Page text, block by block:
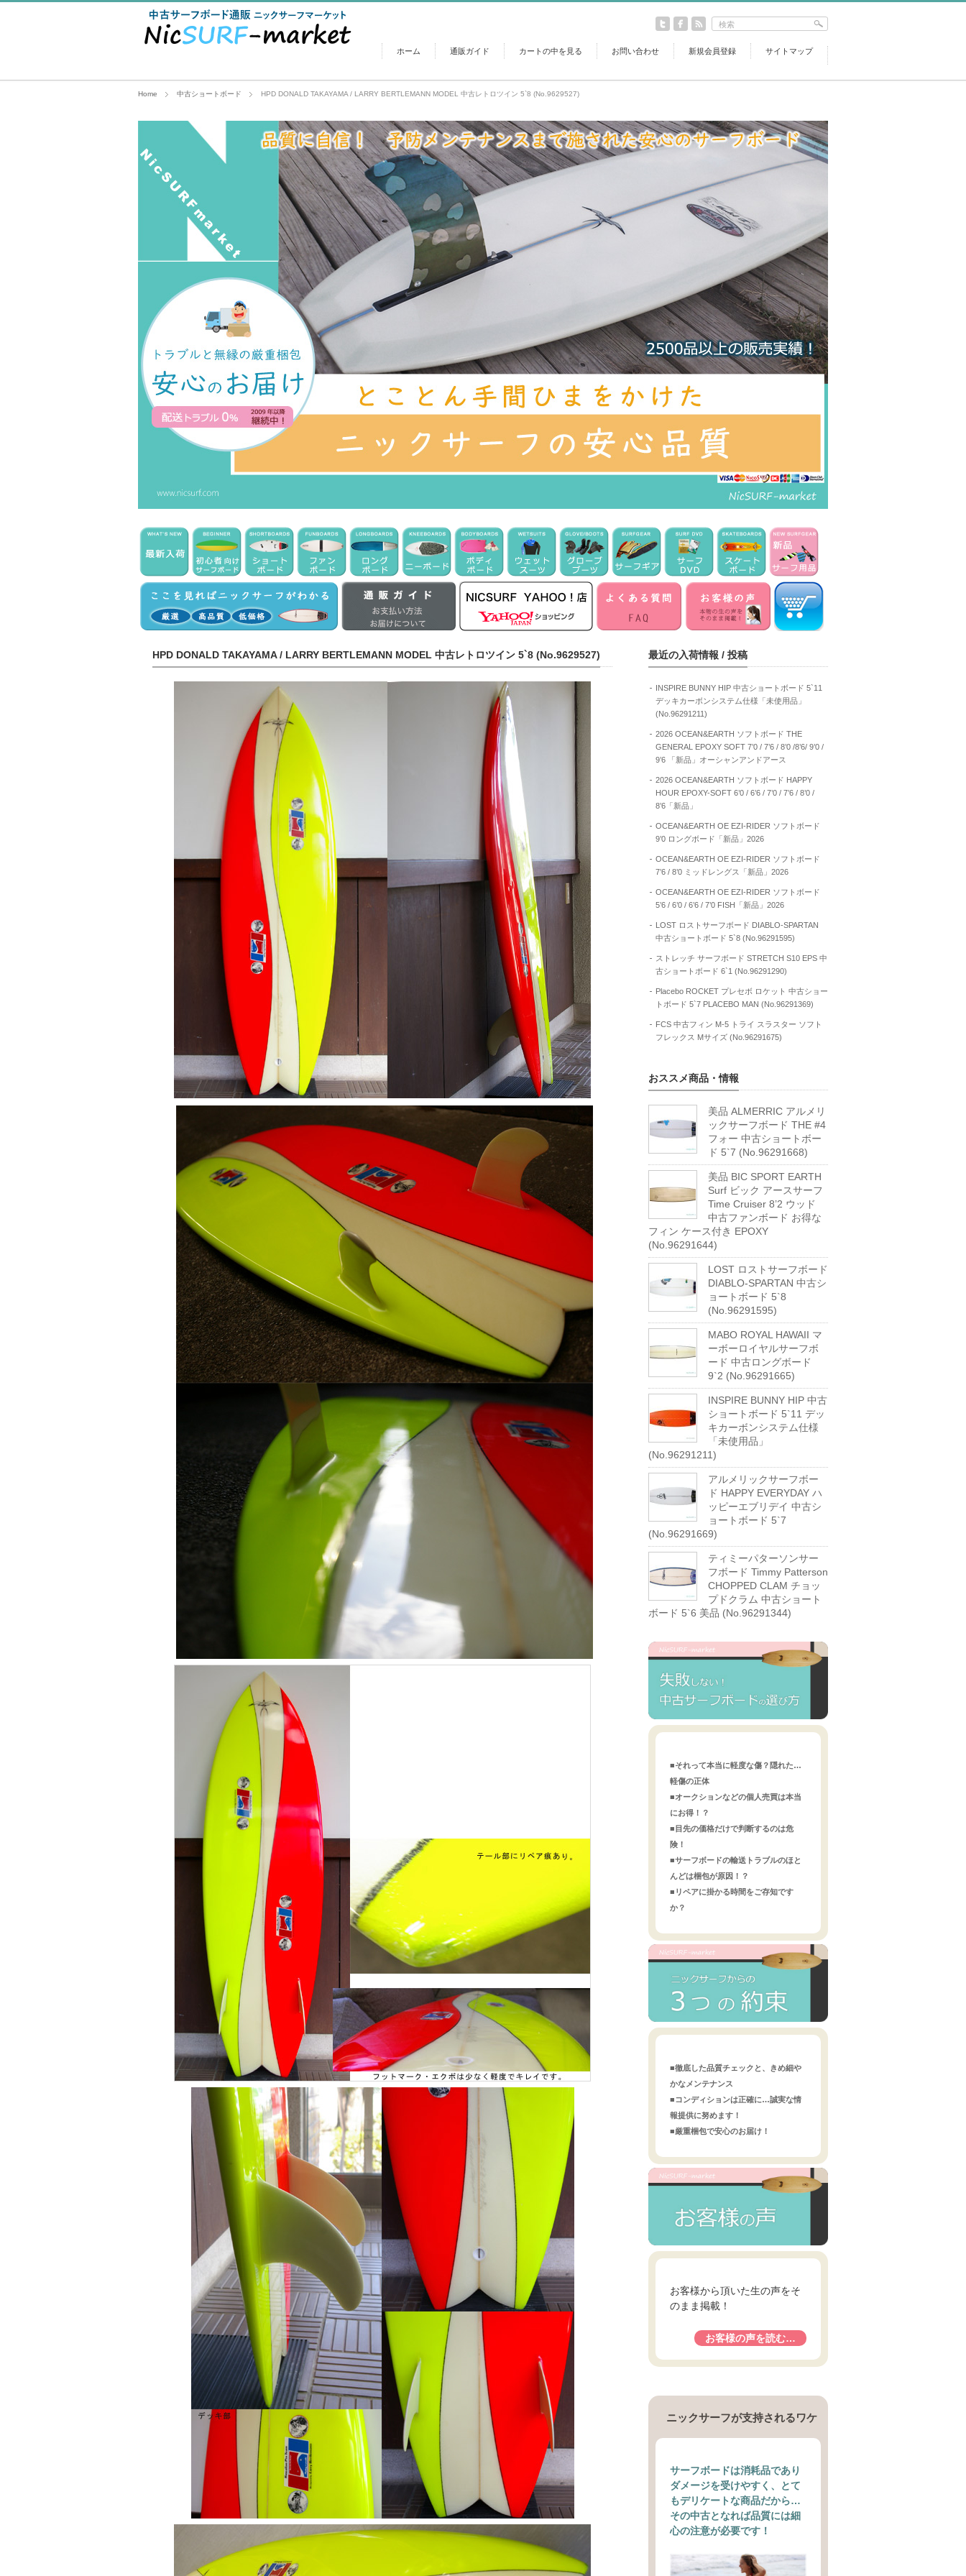
ホーム 通販ガイド カートの中を見る お問い合わせ 新規会員登録 サイトマップ
Home 中古ショートボード HPD DONALD TAKAYAMA / LARRY BERTLEMANN MODEL 中古レトロツイン 5`8 (No.9629527)
HPD DONALD TAKAYAMA / LARRY BERTLEMANN MODEL 中古レトロツイン 5`8 (No.9629527) 最近の入荷情報 / 投稿
INSPIRE BUNNY HIP 中古ショートボード 5`11
デッキカーボンシステム仕様「未使用品」
(No.96291211)
2026 OCEAN&EARTH ソフトボード THE
GENERAL EPOXY SOFT 7’0 / 7’6 / 8’0 /8’6/ 9’0 /
9’6 「新品」オーシャンアンドアース
2026 OCEAN&EARTH ソフトボード HAPPY
HOUR EPOXY-SOFT 6’0 / 6’6 / 7’0 / 7’6 / 8’0 /
8’6「新品」
OCEAN&EARTH OE EZI-RIDER ソフトボード
9’0 ロングボード「新品」2026
OCEAN&EARTH OE EZI-RIDER ソフトボード
7’6 / 8’0 ミッドレングス「新品」2026
OCEAN&EARTH OE EZI-RIDER ソフトボード
5’6 / 6’0 / 6’6 / 7’0 FISH「新品」2026
LOST ロストサーフボード DIABLO-SPARTAN
中古ショートボード 5`8 (No.96291595)
ストレッチ サーフボード STRETCH S10 EPS 中
古ショートボード 6`1 (No.96291290)
Placebo ROCKET プレセボ ロケット 中古ショー
トボード 5`7 PLACEBO MAN (No.96291369)
FCS 中古フィン M-5 トライ スラスター ソフト
フレックス Mサイズ (No.96291675)
おススメ商品・情報
美品 ALMERRIC アルメリ
ックサーフボード THE #4
フォー 中古ショートボー
ド 5`7 (No.96291668)
美品 BIC SPORT EARTH
Surf ビック アースサーフ
Time Cruiser 8’2 ウッド
中古ファンボード お得な
フィン ケース付き EPOXY
(No.96291644)
LOST ロストサーフボード
DIABLO-SPARTAN 中古シ
ョートボード 5`8
(No.96291595)
MABO ROYAL HAWAII マ
ーボーロイヤルサーフボ
ード 中古ロングボード
9`2 (No.96291665)
INSPIRE BUNNY HIP 中古
ショートボード 5`11 デッ
キカーボンシステム仕様
「未使用品」
(No.96291211)
アルメリックサーフボー
ド HAPPY EVERYDAY ハ
ッピーエブリデイ 中古シ
ョートボード 5`7
(No.96291669)
ティミーパターソンサー
フボード Timmy Patterson
CHOPPED CLAM チョッ
プドクラム 中古ショート
ボード 5`6 美品 (No.96291344)
■それって本当に軽度な傷？隠れた…
軽傷の正体
■オークションなどの個人売買は本当
にお得！？
■目先の価格だけで判断するのは危
険！
■サーフボードの輸送トラブルのほと
んどは梱包が原因！？
■リペアに掛かる時間をご存知です
か？
■徹底した品質チェックと、きめ細や
かなメンテナンス
■コンディションは正確に…誠実な情
報提供に努めます！
■厳重梱包で安心のお届け！
お客様から頂いた生の声をそ
のまま掲載！
お客様の声を読む…
ニックサーフが支持されるワケ
サーフボードは消耗品であり
ダメージを受けやすく、とて
もデリケートな商品だから…
その中古となれば品質には細
心の注意が必要です！